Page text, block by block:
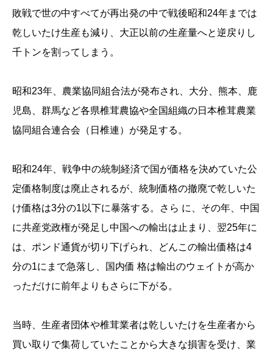
敗戦で世の中すべてが再出発の中で戦後昭和24年までは
乾しいたけ生産も減り、大正以前の生産量へと逆戻りし
千トンを割ってしまう。
昭和23年、農業協同組合法が発布され、大分、熊本、鹿
児島、群馬など各県椎茸農協や全国組織の日本椎茸農業
協同組合連合会（日椎連）が発足する。
昭和24年、戦争中の統制経済で国が価格を決めていた公
定価格制度は廃止されるが、統制価格の撤廃で乾しいた
け価格は3分の1以下に暴落する。さら に、その年、中国
に共産党政権が発足し中国への輸出は止まり、翌25年に
は、ポンド通貨が切り下げられ、どんこの輸出価格は4
分の1にまで急落し、国内価 格は輸出のウェイトが高か
っただけに前年よりもさらに下がる。
当時、生産者団体や椎茸業者は乾しいたけを生産者から
買い取りで集荷していたことから大きな損害を受け、業